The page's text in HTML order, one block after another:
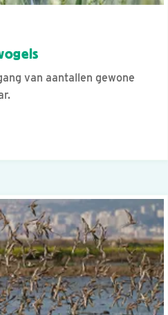
van aantallen gewone